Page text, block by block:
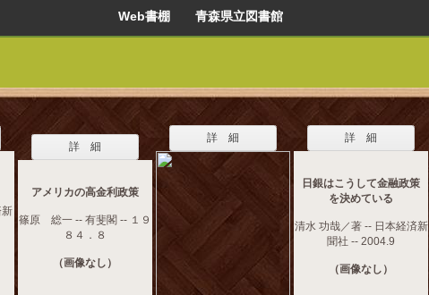
Web書棚 青森県立図書館
詳 細
アメリカの高金利政策
篠原 総一 -- 有斐閣 -- １９
８４．８
（画像なし）
詳 細 詳 細
日銀はこうして金融政策
を決めている
清水 功哉／著 -- 日本経済新
聞社 -- 2004.9
（画像なし）